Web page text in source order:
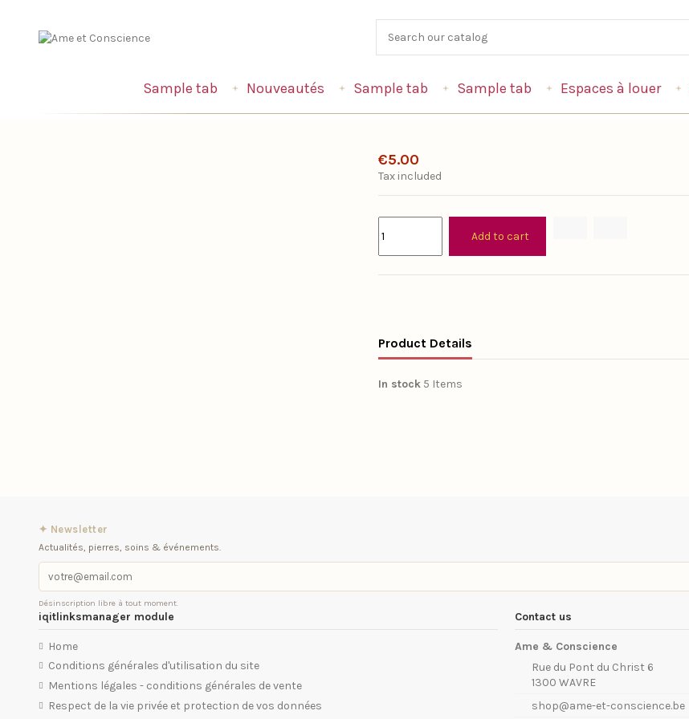
Sample tab Nouveautés Sample tab Sample tab Espaces à louer
€5.00
Tax included
Add to cart
Product Details
In stock 5 Items
✦ Newsletter
Actualités, pierres, soins & événements.
Désinscription libre à tout moment.
iqitlinksmanager module
Home
Conditions générales d'utilisation du site
Mentions légales - conditions générales de vente
Respect de la vie privée et protection de vos données
Contact us
Ame & Conscience
Rue du Pont du Christ 6
1300 WAVRE
shop@ame-et-conscience.be